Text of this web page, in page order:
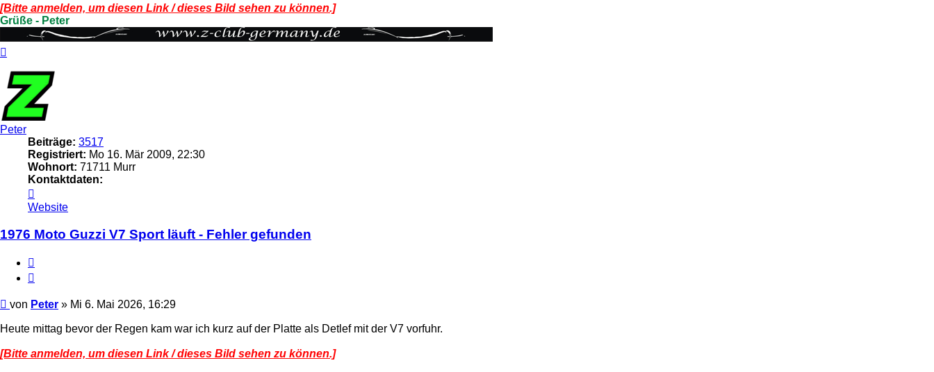
[Bitte anmelden, um diesen Link / dieses Bild sehen zu können.]
Grüße - Peter
Peter
Beiträge: 3517
Registriert: Mo 16. Mär 2009, 22:30
Wohnort: 71711 Murr
Kontaktdaten:
von
Peter
Website
1976 Moto Guzzi V7 Sport läuft - Fehler gefunden
Beitrag
von Peter » Mi 6. Mai 2026, 16:29
Heute mittag bevor der Regen kam war ich kurz auf der Platte als Detlef mit der V7 vorfuhr.
[Bitte anmelden, um diesen Link / dieses Bild sehen zu können.]